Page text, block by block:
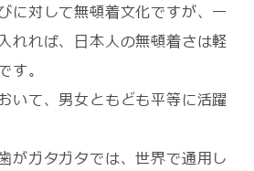
に対して無頓着文化ですが、一
れれば、日本人の無頓着さは軽
す。
いて、男女ともども平等に活躍
がガタガタでは、世界で通用し